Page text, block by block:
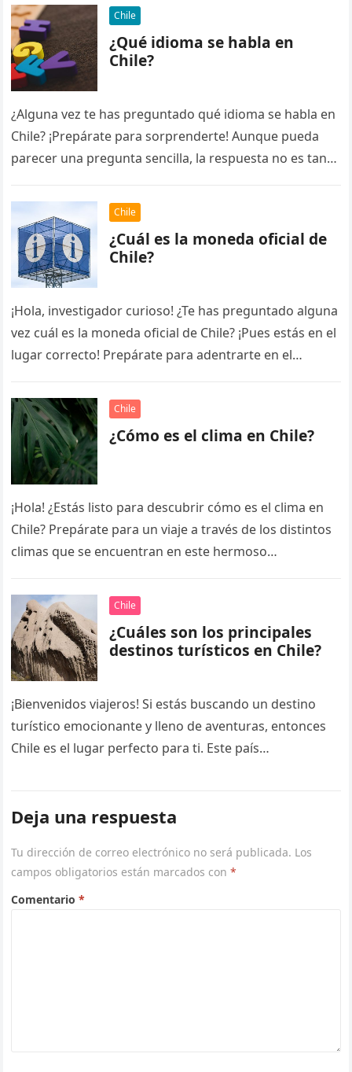
Chile
¿Qué idioma se habla en
Chile?
¿Alguna vez te has preguntado qué idioma se habla en
Chile? ¡Prepárate para sorprenderte! Aunque pueda
parecer una pregunta sencilla, la respuesta no es tan
Chile
¿Cuál es la moneda oficial de
Chile?
¡Hola, investigador curioso! ¿Te has preguntado alguna
vez cuál es la moneda oficial de Chile? ¡Pues estás en el
lugar correcto! Prepárate para adentrarte en el
Chile
¿Cómo es el clima en Chile?
¡Hola! ¿Estás listo para descubrir cómo es el clima en
Chile? Prepárate para un viaje a través de los distintos
climas que se encuentran en este hermoso…
Chile
¿Cuáles son los principales
destinos turísticos en Chile?
¡Bienvenidos viajeros! Si estás buscando un destino
turístico emocionante y lleno de aventuras, entonces
Chile es el lugar perfecto para ti. Este país
Deja una respuesta
Tu dirección de correo electrónico no será publicada. Los
campos obligatorios están marcados con*
Comentario*